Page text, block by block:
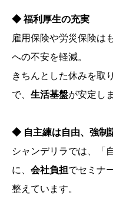
◆ 福利厚生の充実
雇用保険や労災保険は
への不安を軽減。
きちんとした休みを取
で、 生活基盤が安定し
◆ 自主練は自由、強制
シャンデリラでは、「
に、 会社負担でセミナ
整えています。